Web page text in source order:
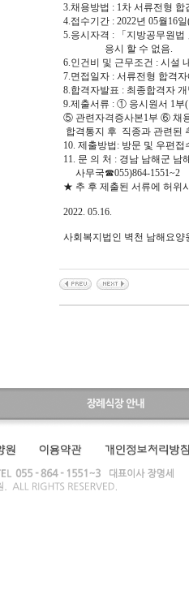
3.채용방법 : 1차 서류전형 합
4.접수기간 : 2022년 05월16
5.응시자격 : 「지방공무원
응시 할 수 없음.
6.인건비 및 근무조건 : 시설
7.면접일자 : 서류전형 합격
8.합격자발표 : 최종합격자
9.제출서류 : ① 응시원서 1
⑤ 관련자격증사본1부 ⑥ 채
합격통지 후 직종과 관련된
10. 제출방법: 방문 및 우편접
11. 문 의 처 : 경남 남해군
사무국☎055)864-1551~2
★ 추 후 제출된 서류에 허위
2022. 05.16.
사회복지법인 벽천 남해요양